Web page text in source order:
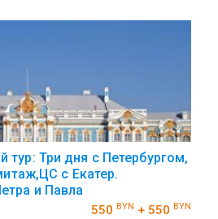
Три дня с Петербургом,
с Екатер.
и Павла
550 BYN + 550 BYN